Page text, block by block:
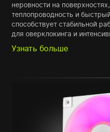
неровности на
теплопроводность и
способствует стабильной
для оверклокинга и
Узнать больше